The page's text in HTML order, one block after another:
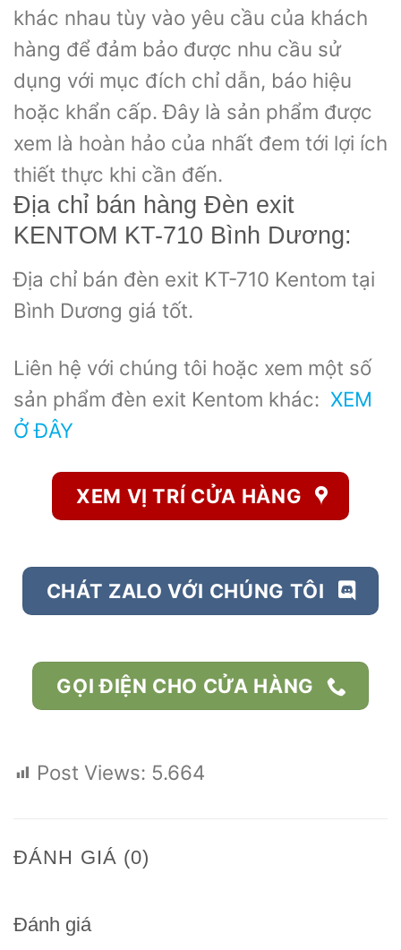
khác nhau tùy vào yêu cầu của khách
hàng để đảm bảo được nhu cầu sử
dụng với mục đích chỉ dẫn, báo hiệu
hoặc khẩn cấp. Đây là sản phẩm được
xem là hoàn hảo của nhất đem tới lợi ích
thiết thực khi cần đến.
Địa chỉ bán hàng Đèn exit
KENTOM KT-710 Bình Dương:
Địa chỉ bán đèn exit KT-710 Kentom tại
Bình Dương giá tốt.
Liên hệ với chúng tôi hoặc xem một số
sản phẩm đèn exit Kentom khác: XEM
Ở ĐÂY
XEM VỊ TRÍ CỬA HÀNG
CHÁT ZALO VỚI CHÚNG TÔI
GỌI ĐIỆN CHO CỬA HÀNG
Post Views: 5.664
ĐÁNH GIÁ (0)
Đánh giá